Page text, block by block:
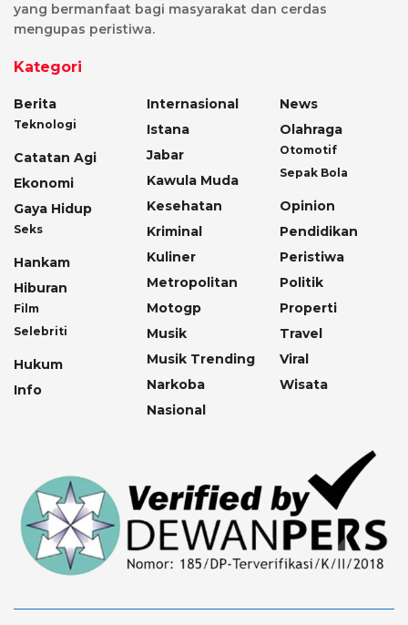
yang bermanfaat bagi masyarakat dan cerdas
mengupas peristiwa.
Kategori
Berita
Teknologi
Catatan Agi
Ekonomi
Gaya Hidup
Seks
Hankam
Hiburan
Film
Selebriti
Hukum
Info
Internasional
Istana
Jabar
Kawula Muda
Kesehatan
Kriminal
Kuliner
Metropolitan
Motogp
Musik
Musik Trending
Narkoba
Nasional
News
Olahraga
Otomotif
Sepak Bola
Opinion
Pendidikan
Peristiwa
Politik
Properti
Travel
Viral
Wisata